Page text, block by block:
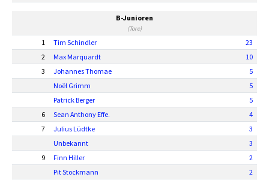
B-Junioren
(Tore)
1 Tim Schindler
23
2
Max Marquardt
10
3
Johannes Thomae
5
Noël Grimm
5
Patrick Berger
5
6
Sean Anthony Effe.
4
7
Julius Lüdtke
3
Unbekannt
3
9
Finn Hiller
2
Pit Stockmann
2